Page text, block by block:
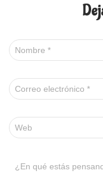
Nombre *
Correo electrónico *
Web
¿En qué estás